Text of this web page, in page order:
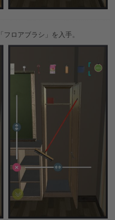
フロアブラシ」を入手。